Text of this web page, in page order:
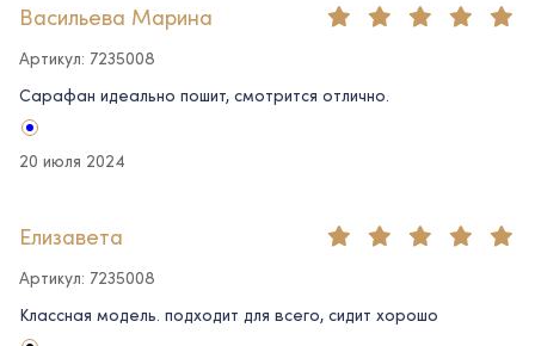
Васильева Марина
Артикул: 7235008
Сарафан идеально пошит, смотрится отлично.
20 июля 2024
Елизавета
Артикул: 7235008
Классная модель. подходит для всего, сидит хорошо